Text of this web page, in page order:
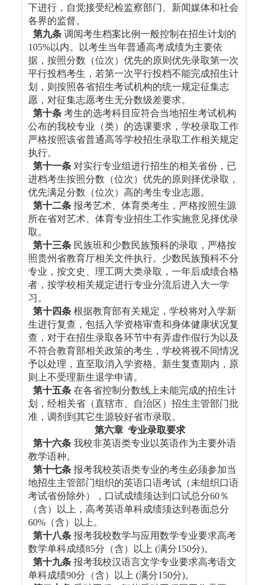
下进行，自觉接受纪检监察部门、新闻媒体和社会
各界的监督。
第九条 调阅考生档案比例一般控制在招生计划的
105%以内。以考生当年普通高考成绩为主要依
据，按照分数（位次）优先的原则优先录取第一次
平行投档考生，若第一次平行投档不能完成招生计
划，则按照各省招生考试机构的统一规定征集志
愿，对征集志愿考生无分数级差要求。
第十条考生的选考科目应符合当地招生考试机构
公布的我校专业（类）的选课要求，学校录取工作
严格按照该省普通高等学校招生录取工作相关规定
执行。
第十一条 对实行专业组进行招生的相关省份，已
进档考生按照分数（位次）优先的原则择优录取，
优先满足分数（位次）高的考生专业志愿。
第十二条 报考艺术、体育类考生，严格按照生源
所在省对艺术、体育专业招生工作实施意见择优录
取。
第十三条 民族班和少数民族预科的录取，严格按
照贵州省教育厅相关文件执行。少数民族预科不分
专业，按文史、理工两大类录取，一年后成绩合格
者，按学校相关规定进行专业分流后进入大一学
习。
第十四条 根据教育部有关规定，学校将对入学新
生进行复查，包括入学资格审查和身体健康状况复
查，对于在招生录取各环节中有弄虚作假行为以及
不符合教育部相关政策的考生，学校将视不同情况
予以处理，直至取消入学资格。新生复查期内，原
则上不受理新生退学申请。
第十五条 在各省控制分数线上未能完成的招生计
划，经相关省（直辖市、自治区）招生主管部门批
准，调剂到其它生源较好省市录取。
第六章 专业录取要求
第十六条 我校非英语类专业以英语作为主要外语
教学语种。
第十七条 报考我校英语类专业的考生必须参加当
地招生主管部门组织的英语口语考试（未组织口语
考试省份除外），口试成绩须达到口试总分60％
（含）以上，高考英语单科成绩须达到卷面总分
60%（含）以上。
第十八条 报考我校数学与应用数学专业要求高考
数学单科成绩85分（含）以上 (满分150分)。
第十九条 报考我校汉语言文学专业要求高考语文
单科成绩90分（含）以上 (满分150分)。